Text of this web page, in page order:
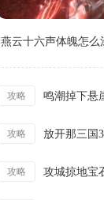
燕云十六声体魄怎么
攻略 鸣潮掉下悬
攻略 放开那三国
攻略 攻城掠地宝